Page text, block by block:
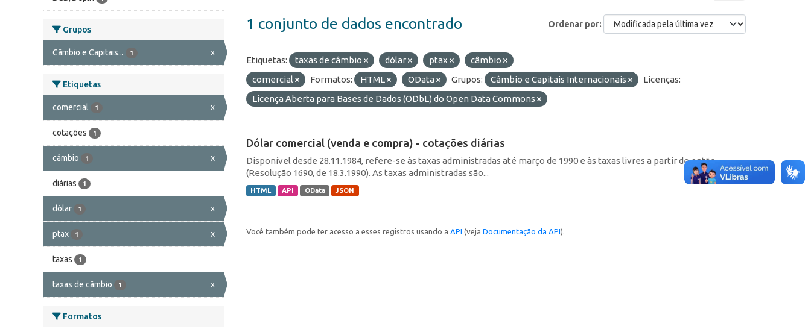
Grupos
Câmbio e Capitais... 1 x
Etiquetas
comercial 1 x
cotações 1
câmbio 1 x
diárias 1
dólar 1 x
ptax 1 x
taxas 1
taxas de câmbio 1 x
Formatos
Ordenar por
1 conjunto de dados encontrado
Etiquetas: taxas de câmbio dólar ptax
câmbio
comercial
Formatos: HTML OData Grupos: Câmbio e Capitais Internacionais
Licenças:
Licença Aberta para Bases de Dados (ODbL) do Open Data Commons
Dólar comercial (venda e compra) - cotações diárias
Disponível desde 28.11.1984, refere-se às taxas administradas até março de 1990 e às taxas livres a partir de então
(Resolução 1690, de 18.3.1990). As taxas administradas são...
HTML API OData JSON
Você também pode ter acesso a esses registros usando a API (veja Documentação da API).